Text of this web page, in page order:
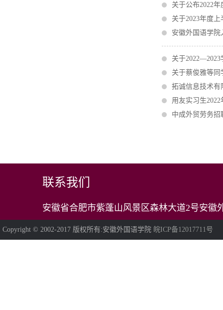
关于公布2022
关于2023年度
安徽外国语学
关于
关于蔡俊雅等
拓诚信息技术有
用友实习生
中成外贸劳务招
联系我们
安徽省合肥市紫蓬山风景区森林大道2号安徽
Copyright © 2002-2017 版权所有:安徽外国语学院 皖ICP备12017711号